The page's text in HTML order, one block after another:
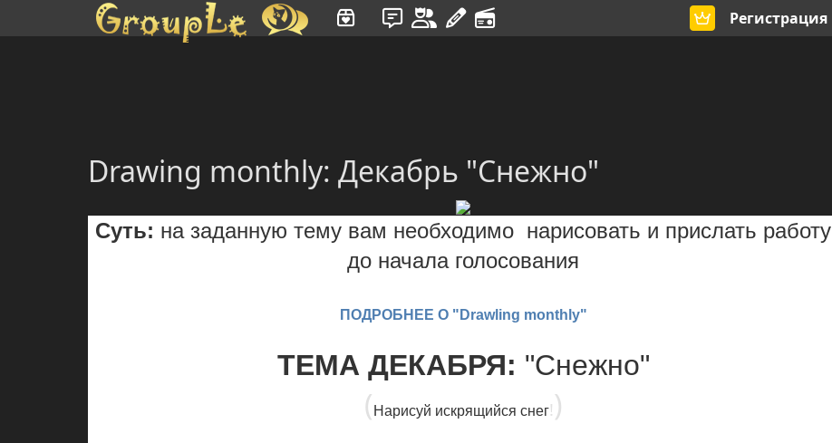
Регистрация
Drawing monthly: Декабрь "Снежно"
Суть: на заданную тему вам необходимо нарисовать и прислать работу
до начала голосования
ПОДРОБНЕЕ О "Drawling monthly"
ТЕМА ДЕКАБРЯ: "Снежно"
( Нарисуй искрящийся снег!)
Имя пользователя или произведение